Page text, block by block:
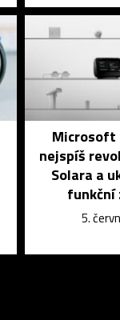
nejspíš
Solara a
funkční
5.